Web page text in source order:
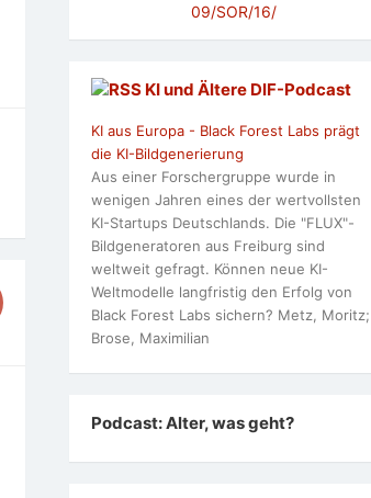
09/SOR/16/
KI und Ältere DlF-Podcast
KI aus Europa - Black Forest Labs prägt
die KI-Bildgenerierung
Aus einer Forschergruppe wurde in
wenigen Jahren eines der wertvollsten
KI-Startups Deutschlands. Die "FLUX"-
Bildgeneratoren aus Freiburg sind
weltweit gefragt. Können neue KI-
Weltmodelle langfristig den Erfolg von
Black Forest Labs sichern? Metz, Moritz;
Brose, Maximilian
Podcast: Alter, was geht?